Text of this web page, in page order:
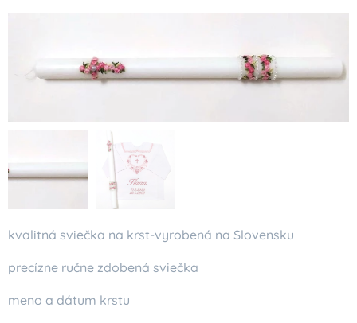
kvalitná sviečka na krst-vyrobená na Slovensku
precízne ručne zdobená sviečka
meno a dátum krstu